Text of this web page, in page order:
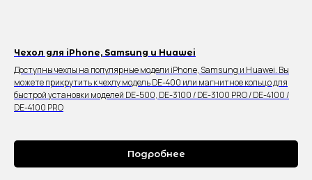
Чехол для iPhone, Samsung и Huawei
Доступны чехлы на популярные модели iPhone, Samsung и Huawei. Вы
можете прикрутить к чехлу модель DE-400 или магнитное кольцо для
быстрой установки моделей DE-500, DE-3100 / DE-3100 PRO / DE-4100 /
DE-4100 PRO
Подробнее